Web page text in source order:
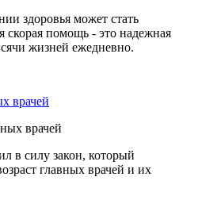
здоровья может стать
скорая помощь - это надежная
жизней ежедневно.
врачей
в силу закон, который
главных врачей и их